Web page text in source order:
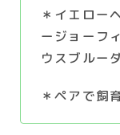
＊イエロー
ージョーフ
ウスブルー
＊ペアで飼